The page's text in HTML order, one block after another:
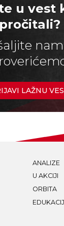
u vest
pročitali?
nam
LAŽNU
ANALIZE
U AKCIJI
ORBITA